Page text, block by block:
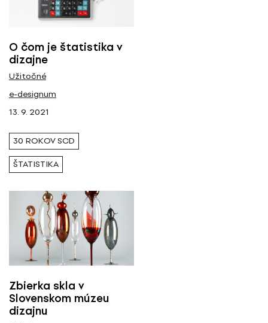
O čom je štatistika v
dizajne
Užitočné
e-designum
13. 9. 2021
30 ROKOV SCD
ŠTATISTIKA
Zbierka skla v
Slovenskom múzeu
dizajnu